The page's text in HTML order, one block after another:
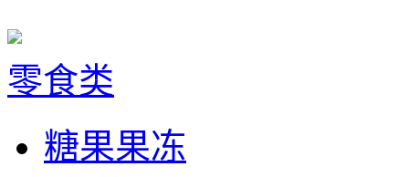
零食类
糖果果冻